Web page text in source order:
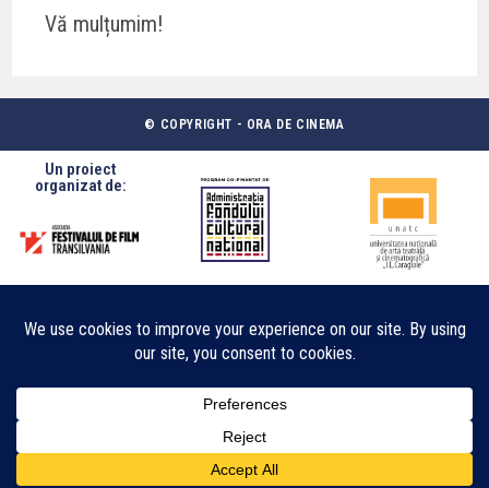
Vă mulțumim!
© COPYRIGHT - ORA DE CINEMA
Un proiect
organizat de: